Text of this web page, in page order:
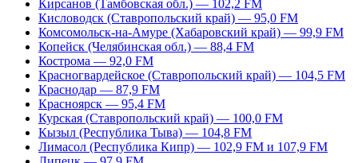
Кирсанов (Тамбовская обл.) — 102,2 FM
Кисловодск (Ставропольский край) — 95,0 FM
Комсомольск-на-Амуре (Хабаровский край) — 99,9 FM
Копейск (Челябинская обл.) — 88,4 FM
Кострома — 92,0 FM
Красногвардейское (Ставропольский край) — 104,5 FM
Краснодар — 87,9 FM
Красноярск — 95,4 FM
Курская (Ставропольский край) — 100,0 FM
Кызыл (Республика Тыва) — 104,8 FM
Лимасол (Республика Кипр) — 102,9 FM и 107,9 FM